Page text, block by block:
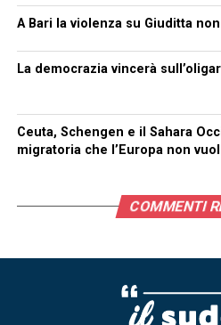
A Bari la violenza su Giuditta
La democrazia vincerà
Ceuta, Schengen e il Sahara
migratoria che l’Europa non
COMMENTI